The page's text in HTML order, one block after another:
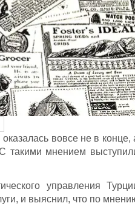
вовсе не в конце,
такими мнением
управления
и выяснил, что по